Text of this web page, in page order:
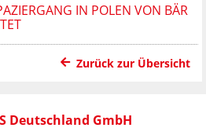
IN POLEN VON BÄR
Zurück zur Übersicht
Deutschland GmbH